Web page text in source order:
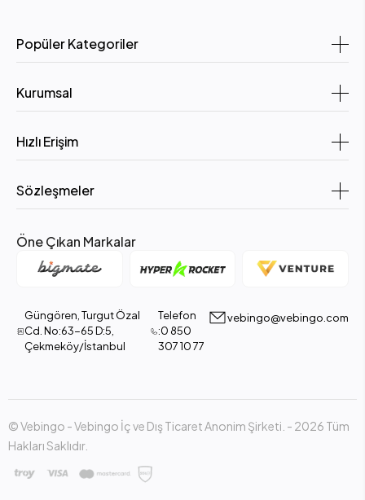
Popüler Kategoriler
Kurumsal
Hızlı Erişim
Sözleşmeler
Öne Çıkan Markalar
Güngören, Turgut Özal
Cd. No:63-65 D:5,
Çekmeköy/İstanbul
Telefon
:0 850
307 10 77
vebingo@vebingo.com
© Vebingo - Vebingo İç ve Dış Ticaret Anonim Şirketi. - 2026 Tüm
Hakları Saklıdır.